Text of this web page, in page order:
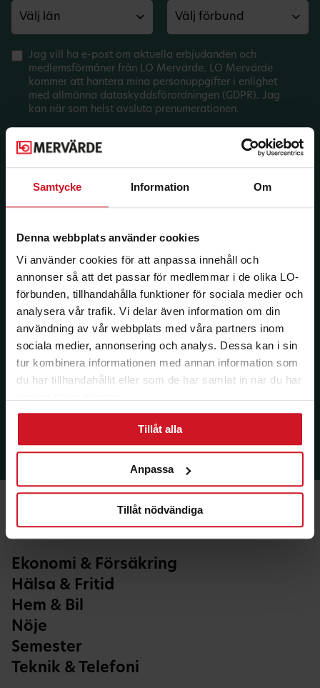
Samtycke Information Om
Denna webbplats använder cookies
Vi använder cookies för att anpassa innehåll och
annonser så att det passar för medlemmar i de olika LO-
förbunden, tillhandahålla funktioner för sociala medier och
analysera vår trafik. Vi delar även information om din
användning av vår webbplats med våra partners inom
sociala medier, annonsering och analys. Dessa kan i sin
tur kombinera informationen med annan information som
du har tillhandahållit eller som de har samlat in när du har
Tillåt alla
Anpassa
Tillåt nödvändiga
Jag vill ha e-post om aktuella erbjudanden och
medlemsförmåner från LO Mervärde. LO Mervärde
kommer att hantera mina personuppgifter i enlighet
med allmänna dataskyddsförordningen (GDPR). Jag
kan när som helst avsluta prenumerationen.
Ekonomi & Försäkring
Hälsa & Fritid
Hem & Bil
Nöje
Semester
Teknik & Telefoni